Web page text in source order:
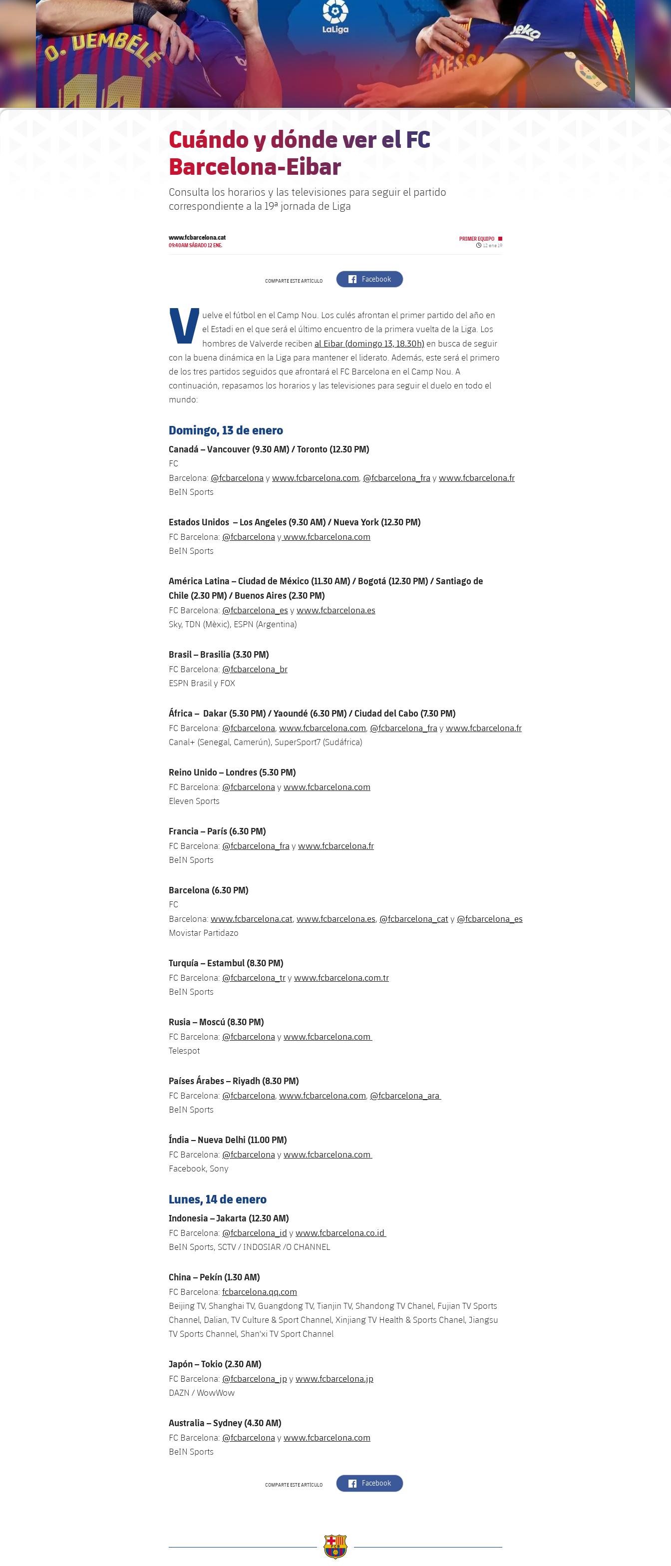
Cuándo y dónde ver el FC
Barcelona-Eibar
Consulta los horarios y las televisiones para seguir el partido
correspondiente a la 19ª jornada de Liga
www.fcbarcelona.cat
09:40AM SÁBADO 12 ENE.
PRIMER EQUIPO
Fecha de publicación
12 ene 19
COMPARTE ESTE ARTÍCULO label.aria.facebook
Facebook
V uelve el fútbol en el Camp Nou. Los culés afrontan el primer partido del año en
el Estadi en el que será el último encuentro de la primera vuelta de la Liga. Los
hombres de Valverde reciben al Eibar (domingo 13, 18.30h) en busca de seguir
con la buena dinámica en la Liga para mantener el liderato. Además, este será el primero
de los tres partidos seguidos que afrontará el FC Barcelona en el Camp Nou. A
continuación, repasamos los horarios y las televisiones para seguir el duelo en todo el
mundo:
Domingo, 13 de enero
Canadá – Vancouver (9.30 AM) / Toronto (12.30 PM)
FC
Barcelona: @fcbarcelona y www.fcbarcelona.com, @fcbarcelona_fra y www.fcbarcelona.fr
BeIN Sports
Estados Unidos – Los Angeles (9.30 AM) / Nueva York (12.30 PM)
FC Barcelona: @fcbarcelona y www.fcbarcelona.com
BeIN Sports
América Latina – Ciudad de México (11.30 AM) / Bogotá (12.30 PM) / Santiago de
Chile (2.30 PM) / Buenos Aires (2.30 PM)
FC Barcelona: @fcbarcelona_es y www.fcbarcelona.es
Sky, TDN (Mèxic), ESPN (Argentina)
Brasil – Brasilia (3.30 PM)
FC Barcelona: @fcbarcelona_br
ESPN Brasil y FOX
África – Dakar (5.30 PM) / Yaoundé (6.30 PM) / Ciudad del Cabo (7.30 PM)
FC Barcelona: @fcbarcelona, www.fcbarcelona.com, @fcbarcelona_fra y www.fcbarcelona.fr
Canal+ (Senegal, Camerún), SuperSport7 (Sudáfrica)
Reino Unido – Londres (5.30 PM)
FC Barcelona: @fcbarcelona y www.fcbarcelona.com
Eleven Sports
Francia – París (6.30 PM)
FC Barcelona: @fcbarcelona_fra y www.fcbarcelona.fr
BeIN Sports
Barcelona (6.30 PM)
FC
Barcelona: www.fcbarcelona.cat, www.fcbarcelona.es, @fcbarcelona_cat y @fcbarcelona_es
Movistar Partidazo
Turquía – Estambul (8.30 PM)
FC Barcelona: @fcbarcelona_try www.fcbarcelona.com.tr
BeIN Sports
Rusia – Moscú (8.30 PM)
FC Barcelona: @fcbarcelona y www.fcbarcelona.com
Telespot
Países Árabes – Riyadh (8.30 PM)
FC Barcelona: @fcbarcelona, www.fcbarcelona.com, @fcbarcelona_ara
BeIN Sports
Índia – Nueva Delhi (11.00 PM)
FC Barcelona: @fcbarcelona y www.fcbarcelona.com
Facebook, Sony
Lunes, 14 de enero
Indonesia – Jakarta (12.30 AM)
FC Barcelona: @fcbarcelona_id y www.fcbarcelona.co.id
BeIN Sports, SCTV / INDOSIAR /O CHANNEL
China – Pekín (1.30 AM)
FC Barcelona: fcbarcelona.qq.com
Beijing TV, Shanghai TV, Guangdong TV, Tianjin TV, Shandong TV Chanel, Fujian TV Sports
Channel, Dalian, TV Culture & Sport Channel, Xinjiang TV Health & Sports Chanel, Jiangsu
TV Sports Channel, Shan'xi TV Sport Channel
Japón – Tokio (2.30 AM)
FC Barcelona: @fcbarcelona_jp y www.fcbarcelona.jp
DAZN / WowWow
Australia – Sydney (4.30 AM)
FC Barcelona: @fcbarcelona y www.fcbarcelona.com
BeIN Sports
COMPARTE ESTE ARTÍCULO label.aria.facebook
Facebook